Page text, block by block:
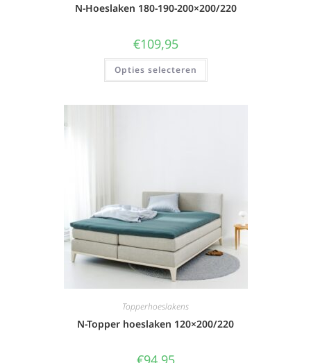
N-Hoeslaken 180-190-200×200/220
€109,95
Opties selecteren
Topperhoeslakens
N-Topper hoeslaken 120×200/220
€94,95